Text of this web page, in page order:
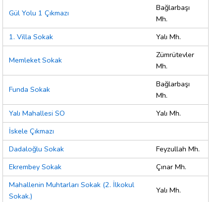
Gül Yolu 1 Çıkmazı
Bağlarbaşı
Mh.
1. Villa Sokak
Yalı Mh.
Memleket Sokak
Zümrütevler
Mh.
Funda Sokak
Bağlarbaşı
Mh.
Yalı Mahallesi SO
Yalı Mh.
İskele Çıkmazı
Dadaloğlu Sokak
Feyzullah Mh.
Ekrembey Sokak
Çınar Mh.
Mahallenin Muhtarları Sokak (2. İlkokul
Sokak.)
Yalı Mh.